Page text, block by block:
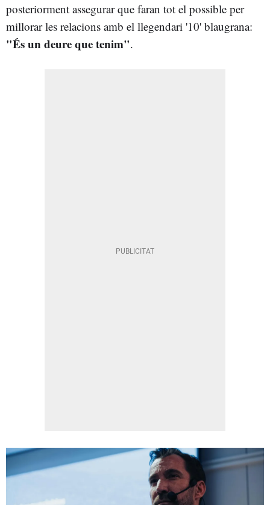
posteriorment assegurar que faran tot el possible per
millorar les relacions amb el llegendari '10' blaugrana:
"És un deure que tenim".